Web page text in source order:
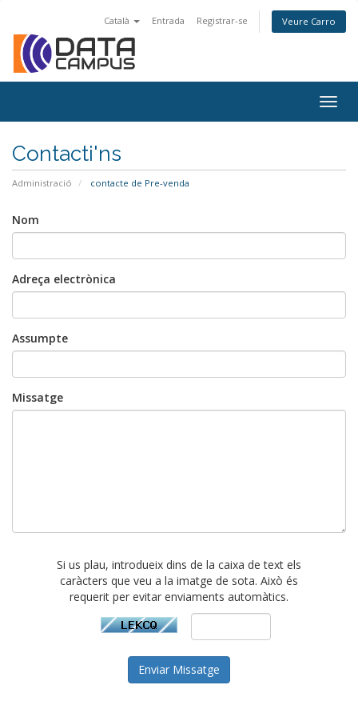
Català Entrada Registrar-se Veure Carro
Contacti'ns
Administració contacte de Pre-venda
Nom
Adreça electrònica
Assumpte
Missatge
Si us plau, introdueix dins de la caixa de text els
caràcters que veu a la imatge de sota. Això és
requerit per evitar enviaments automàtics.
Enviar Missatge